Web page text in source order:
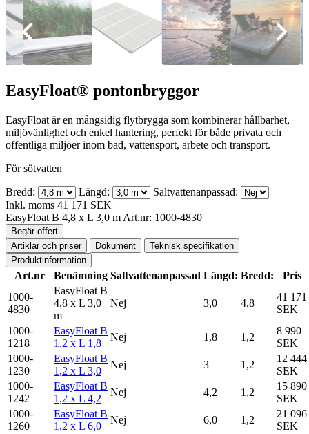
EasyFloat® pontonbryggor
EasyFloat är en mångsidig flytbrygga som kombinerar hållbarhet,
miljövänlighet och enkel hantering, perfekt för både privata och
offentliga miljöer inom bad, vattensport, arbete och transport.
För sötvatten
Bredd:
Längd:
Saltvattenanpassad:
Inkl. moms 41 171 SEK
EasyFloat B 4,8 x L 3,0 m Art.nr: 1000-4830
Begär offert
Artiklar och priser
Dokument
Teknisk specifikation
Produktinformation
Art.nr Benämning Saltvattenanpassad Längd: Bredd:
Pris
1000-
4830
EasyFloat B
4,8 x L 3,0
m
Nej 3,0 4,8
41 171
SEK
1000-
1218
EasyFloat B
1,2 x L 1,8
Nej 1,8 1,2
8 990
SEK
1000-
1230
EasyFloat B
1,2 x L 3,0
Nej 3 1,2
12 444
SEK
1000-
1242
EasyFloat B
1,2 x L 4,2
Nej 4,2 1,2
15 890
SEK
1000-
1260
EasyFloat B
1,2 x L 6,0
Nej 6,0 1,2
21 096
SEK